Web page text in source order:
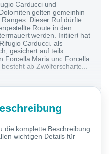
Carducci und
gelten gemeinhin
Dieser Ruf dürfte
Route in den
werden. Initiiert hat
Carducci, als
gesichert auf teils
Forcella Maria und Forcella
ab Zwölferscharte...
die komplette Beschreibung
wichtigen Details für